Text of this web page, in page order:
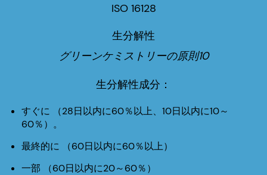
ISO 16128
生分解性
グリーンケミストリーの原則10
生分解性成分：
すぐに （28日以内に60％以上、10日以内に10～
60％）。
最終的に （60日以内に60％以上）
一部 （60日以内に20～60％）